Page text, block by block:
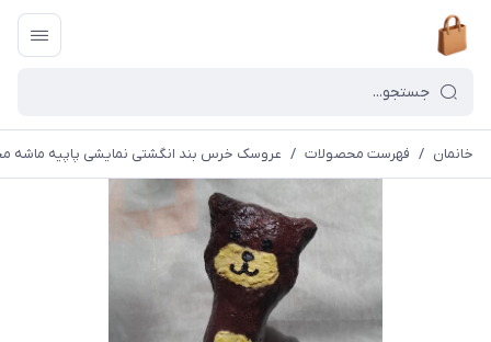
خانمان / فهرست محصولات / عروسک خرس بند انگشتی نمایشی پاپیه ماشه محکم